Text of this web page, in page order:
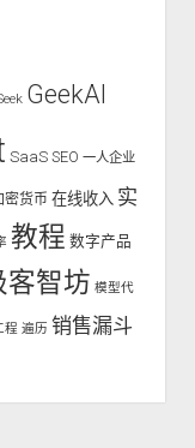
GeekAI
SaaS SEO 一人企业
密货币 在线收入 实
教程 数字产品
客智坊 模型代
程 遍历 销售漏斗